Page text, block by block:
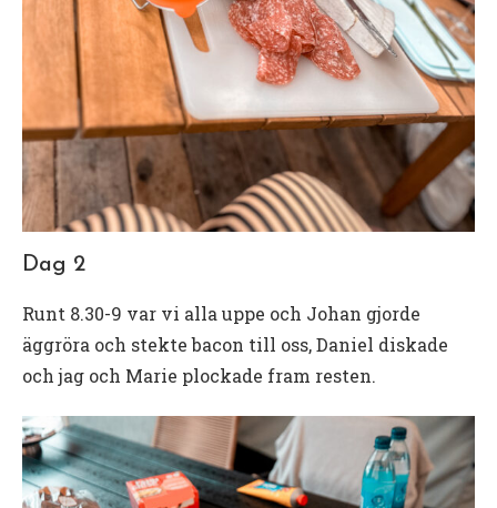
Dag 2
Runt 8.30-9 var vi alla uppe och Johan gjorde
äggröra och stekte bacon till oss, Daniel diskade
och jag och Marie plockade fram resten.